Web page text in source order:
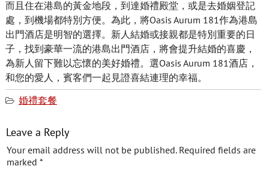
而且住在港島的黃金地段，到達婚禮殿堂，或是去婚姻登記
處，到機場都特別方便。為此，將Oasis Aurum 181作為港島
出門酒店是明智的選擇。新人結婚或接親都是特別重要的日
子，找到豪華一流的港島出門酒店，將會提升結婚的喜慶，
為新人留下難以忘懷的美好婚禮。選Oasis Aurum 181酒店，
和您的愛人，賓客們一起見證喜結連理的幸福。
婚禮套餐
Leave a Reply
Your email address will not be published. Required fields are
marked *